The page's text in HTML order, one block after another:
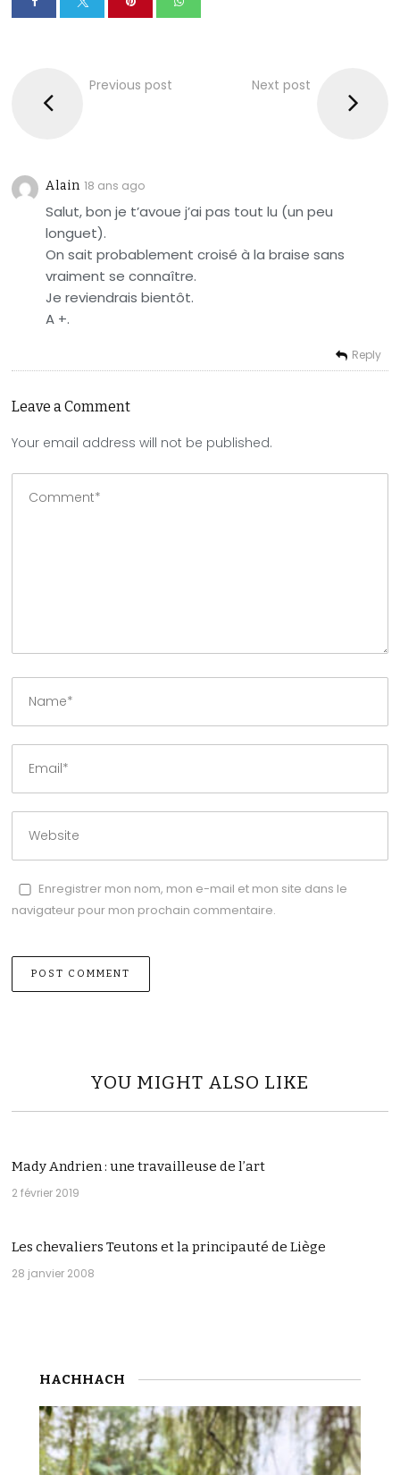
Previous post Next post
Alain 18 ans ago
Reply
Salut, bon je t’avoue j’ai pas tout lu (un peu
longuet).
On sait probablement croisé à la braise sans
vraiment se connaître.
Je reviendrais bientôt.
A +.
Leave a Comment
Your email address will not be published.
Enregistrer mon nom, mon e-mail et mon site dans le
navigateur pour mon prochain commentaire.
YOU MIGHT ALSO LIKE
Mady Andrien : une travailleuse de l’art
2 février 2019
Les chevaliers Teutons et la principauté de Liège
28 janvier 2008
HACHHACH